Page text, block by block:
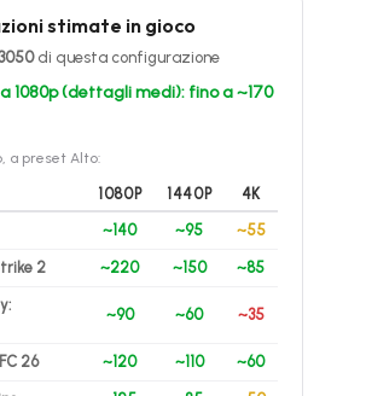
stimate in gioco
di questa configurazione
1080p (dettagli medi): fino a ~170
a preset Alto:
1080P 1440P
4K
~140 ~95 ~55
2 ~220 ~150 ~85
~90 ~60 ~35
26 ~120 ~110 ~60